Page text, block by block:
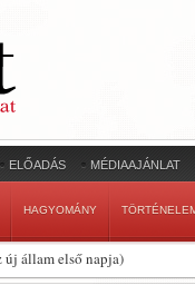
ELŐADÁS MÉDIAAJÁNLAT
HAGYOMÁNY
állam első napja)